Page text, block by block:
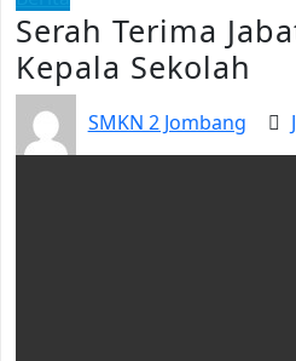
Serah Terima
Kepala Sekolah
SMKN 2 Jombang